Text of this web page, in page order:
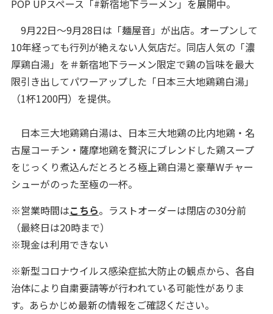
POP UPスペース「#新宿地下ラーメン」を展開中。
9月22日～9月28日は「麺屋音」が出店。オープンして
10年経っても行列が絶えない人気店だ。同店人気の「濃
厚鶏白湯」を＃新宿地下ラーメン限定で鶏の旨味を最大
限引き出してパワーアップした「日本三大地鶏鶏白湯」
（1杯1200円）を提供。
日本三大地鶏鶏白湯は、日本三大地鶏の比内地鶏・名
古屋コーチン・薩摩地鶏を贅沢にブレンドした鶏スープ
をじっくり煮込んだとろとろ極上鶏白湯と豪華Wチャー
シューがのった至極の一杯。
※営業時間はこちら。ラストオーダーは閉店の30分前
（最終日は20時まで）
※現金は利用できない
※新型コロナウイルス感染症拡大防止の観点から、各自
治体により自粛要請等が行われている可能性がありま
す。あらかじめ最新の情報をご確認ください。